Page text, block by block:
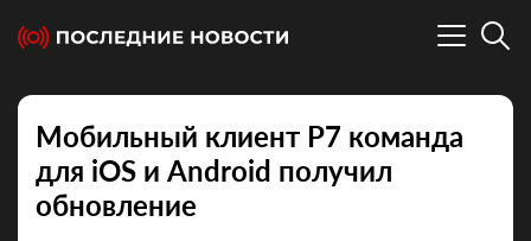
Мобильный клиент Р7 команда
для iOS и Android получил
обновление